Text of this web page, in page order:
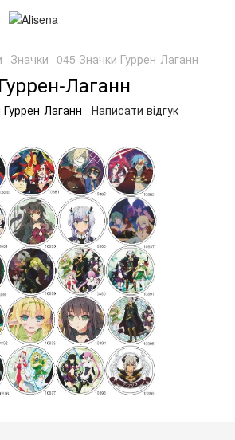
Значки 045 Значки Гуррен-Лаганн
Лаганн
Лаганн Написати відгук